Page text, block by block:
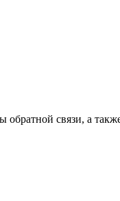
обратной связи, а